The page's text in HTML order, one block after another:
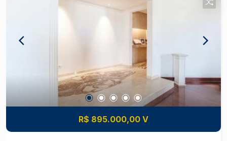
R$ 895.000,00 V